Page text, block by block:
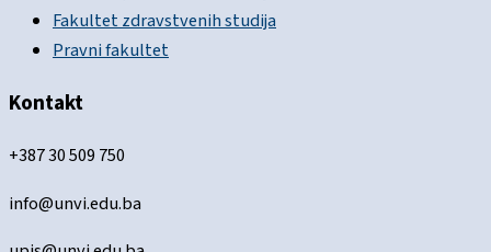
Fakultet zdravstvenih studija
Pravni fakultet
Kontakt
+387 30 509 750
info@unvi.edu.ba